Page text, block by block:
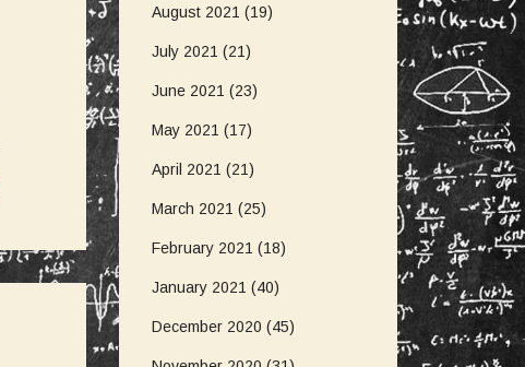
August 2021 (19)
July 2021 (21)
June 2021 (23)
May 2021 (17)
April 2021 (21)
March 2021 (25)
February 2021 (18)
January 2021 (40)
December 2020 (45)